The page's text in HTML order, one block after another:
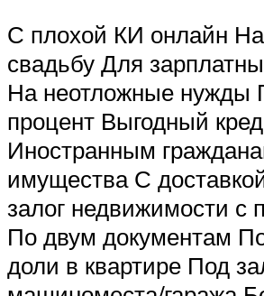
С плохой КИ онлайн
свадьбу Для
На неотложные нужды
процент Выгодный
Иностранным
имущества С
залог недвижимости с
По двум документам
доли в квартире Под